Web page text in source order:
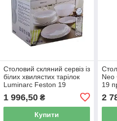
Столовий скляний сервіз із
білих хвилястих тарілок
Luminarc Feston 19
1 996,50₴
Купити
Neo
19
2